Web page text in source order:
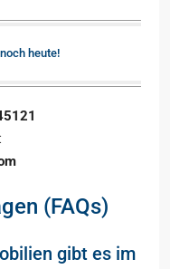
heute!
(FAQs)
gibt es im